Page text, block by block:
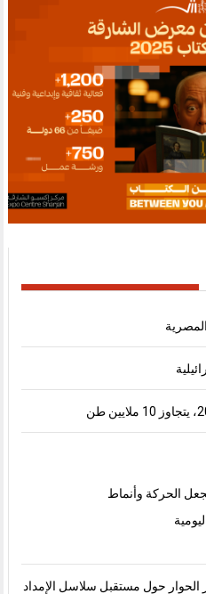
الحركة وأنماط
للاستثمار 2026” يعزز الحوار حول مستقبل سلاسل الإمداد